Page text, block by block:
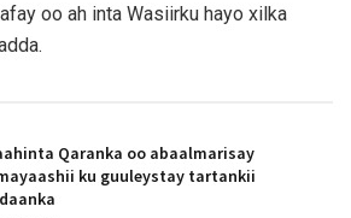
oo ah inta Wasiirku hayo xilka
Qaranka oo abaalmarisay
ku guuleystay tartankii